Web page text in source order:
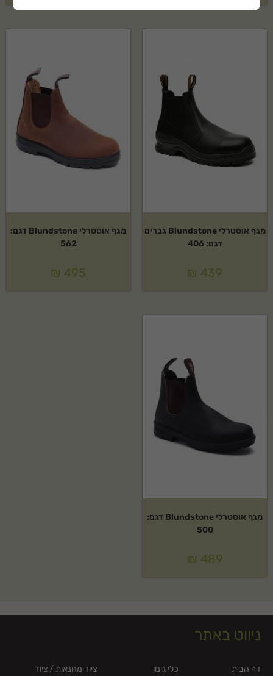
מגף אוסטרלי Blundstone גברים
דגם: 406
₪ 439
מגף אוסטרלי Blundstone דגם:
562
₪ 495
מגף אוסטרלי Blundstone דגם:
500
₪ 489
ניווט באתר
דף הבית כלי גינון ציוד מחנאות / ציוד